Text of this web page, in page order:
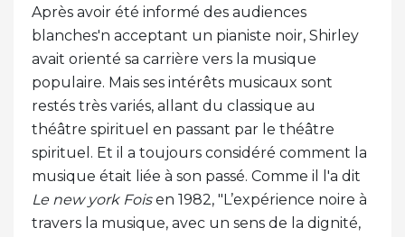
Après avoir été informé des audiences
blanches'n acceptant un pianiste noir, Shirley
avait orienté sa carrière vers la musique
populaire. Mais ses intérêts musicaux sont
restés très variés, allant du classique au
théâtre spirituel en passant par le théâtre
spirituel. Et il a toujours considéré comment la
musique était liée à son passé. Comme il l'a dit
Le new york Foisen 1982, "L’expérience noire à
travers la musique, avec un sens de la dignité,